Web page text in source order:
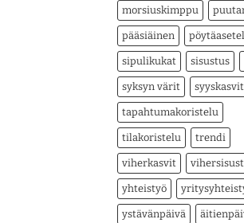
morsiuskimppu
pääsiäinen
sipulikukat sisustus
syksyn värit syyskasvit
tapahtumakoristelu
tilakoristelu trendi
viherkasvit
yhteistyö
ystävänpäivä